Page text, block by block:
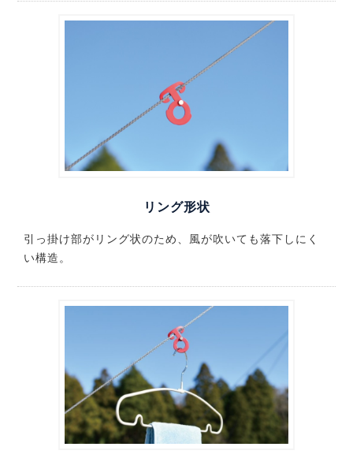
リング形状
引っ掛け部がリング状のため、風が吹いても落下しにく
い構造。